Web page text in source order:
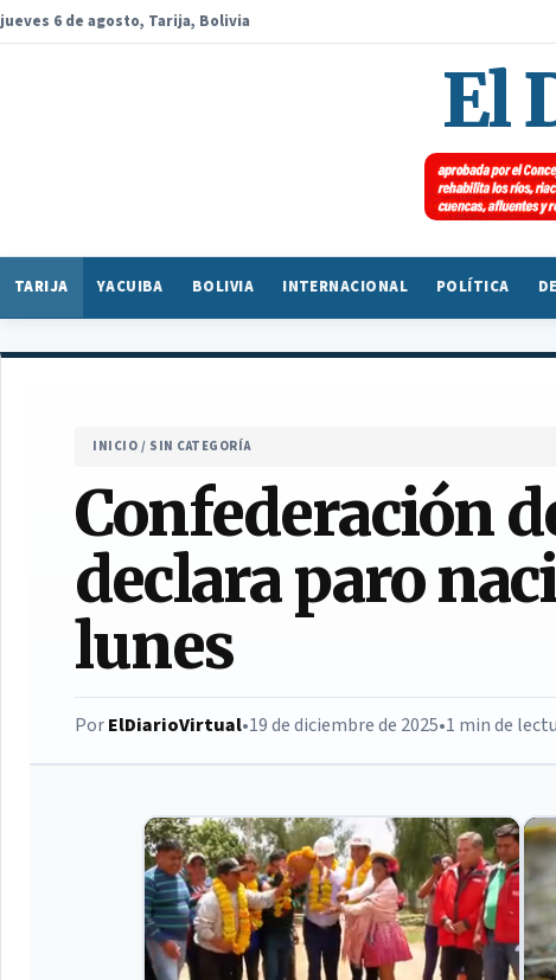
jueves 6 de agosto, Tarija, Bolivia
El
TARIJA YACUIBA BOLIVIA INTERNACIONAL POLÍTICA
INICIO / SIN CATEGORÍA
Confederación
declara paro
lunes
PorElDiarioVirtual•19 de diciembre de 2025•1 min de